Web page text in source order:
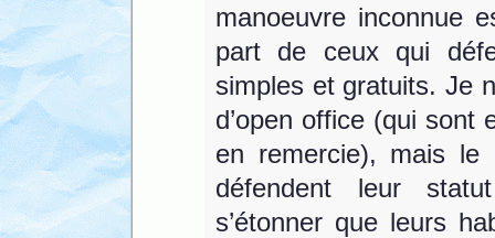
manoeuvre inconnue
part de ceux qui
simples et gratuits. Je
d’open office (qui sont
en remercie), mais le
défendent leur
s’étonner que leurs